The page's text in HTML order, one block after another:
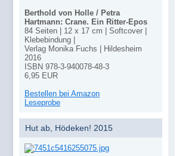
Berthold von Holle / Petra
Hartmann: Crane. Ein Ritter-Epos
84 Seiten | 12 x 17 cm | Softcover |
Klebebindung |
Verlag Monika Fuchs | Hildesheim
2016
ISBN 978-3-940078-48-3
6,95 EUR
Bestellen bei Amazon
Leseprobe
Hut ab, Hödeken! 2015